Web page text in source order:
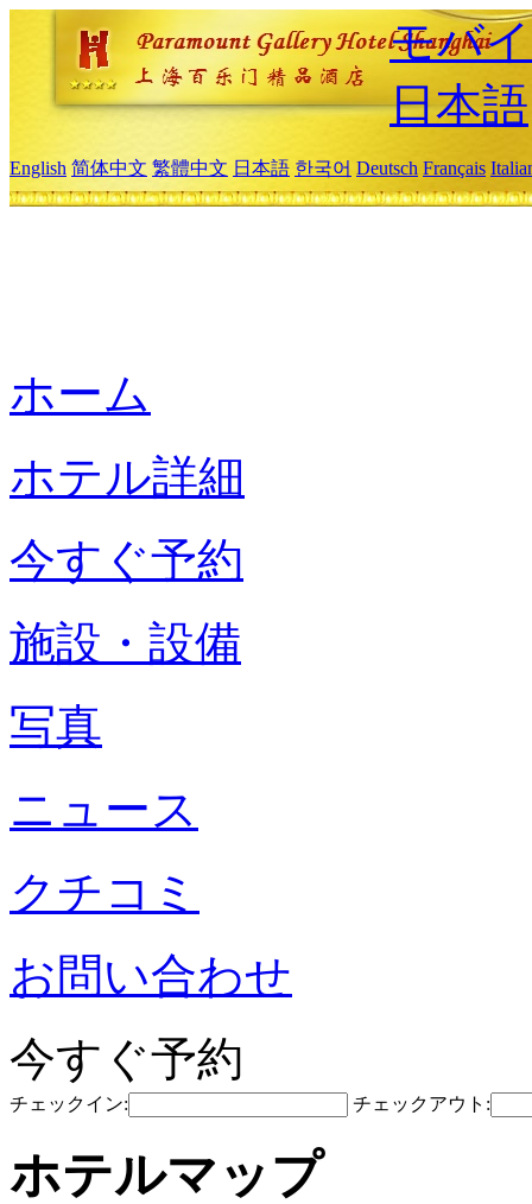
モバ
日本語
English 简体中文 繁體中文 日本語 한국어 Deutsch Français
ホーム
ホテル詳細
今すぐ予約
施設・設備
写真
ニュース
クチコミ
お問い合わせ
今すぐ予約
チェックイン: チェックアウト:
ホテルマップ